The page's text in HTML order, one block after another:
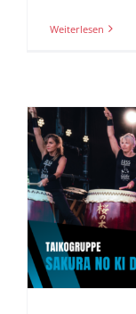
Weiterlesen